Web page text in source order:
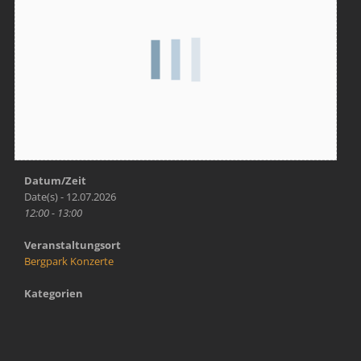
Datum/Zeit
Date(s) - 12.07.2026
12:00 - 13:00
Veranstaltungsort
Bergpark Konzerte
Kategorien